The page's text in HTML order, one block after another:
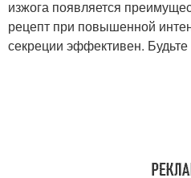
изжога появляется
рецепт при повышенной
секреции эффективен.